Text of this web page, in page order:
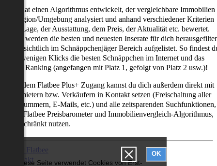
Diese Seite verwendet Cookies von Erst-
OK
hat einen Algorithmus entwickelt, der vergleichbare Immobilien
Region/Umgebung analysiert und anhand verschiedener Kriterien
der Lage, der Ausstattung, dem Preis, der Aktualität etc. bewertet.
werden die besten und neuesten Inserate für dich
übersichtlich im Schnäppchenjäger Bereich aufgelistet. So findest
nur wenigen Klicks die besten Schnäppchen im Internet und das
als Ranking (angefangen mit Platz 1, gefolgt von Platz 2 usw.)!
mit dem Flatbee Plus+ Zugang kannst du dich außerdem direkt mit
Vermietern bzw. Verkäufern in Kontakt setzen (Freischaltung aller
E-Mails, etc.) und alle zeitsparenden Suchfunktionen,
den Flatbee Preisbarometer und Immobilienvergleich-Algorithmus,
nutzen.
Über Flatbee
Kontakt